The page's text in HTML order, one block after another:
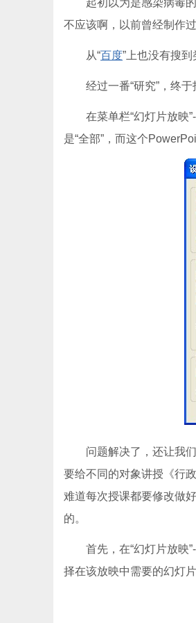
起初以为是感染病毒的
不应该啊，以前曾经制作
从“百度”上也没有搜
经过一番“研究”，终于
在菜单栏“幻灯片放映”-
是“全部”，而这个
问题解决了，还让我们
要给不同的对象讲授《行
难道每次授课都要修改做
的。
首先，在“幻灯片放映”-
择在该放映中需要的幻灯